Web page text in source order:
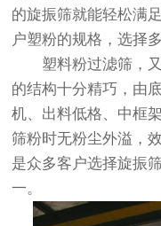
的旋振筛就能轻松满
户塑粉的规格，选择
塑料粉过滤筛，又
的结构十分精巧，由
机、出料低格、中框
筛粉时无粉尘外溢，
是众多客户选择旋振
一。